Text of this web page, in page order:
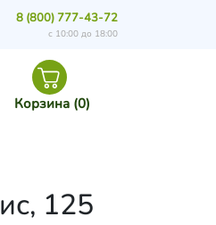
Корзина (0)
8 (800) 777-43-72
с 10:00 до 18:00
125